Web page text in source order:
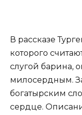
В рассказе
которого
слугой барина,
милосердным.
богатырским
сердце.